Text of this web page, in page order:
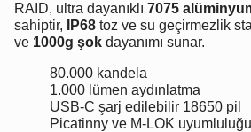
RAID, ultra dayanıklı 7075
sahiptir,
IP68 toz ve su geçirmezlik
ve 1000g şok dayanımı sunar.
80.000 kandela
1.000 lümen aydınlatma
USB-C şarj edilebilir 18650 pil
Picatinny ve M-LOK uyumluluğu